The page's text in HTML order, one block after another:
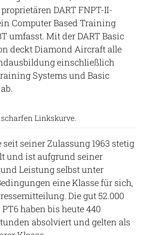
DART FNPT-II-
Computer Based Training
umfasst. Mit der DART Basic
deckt Diamond Aircraft alle
einschließlich
Systems und Basic
Linkskurve.
seiner Zulassung 1963 stetig
und ist aufgrund seiner
Leistung selbst unter
eine Klasse für sich,
Die gut 52.000
haben bis heute 440
absolviert und gelten als